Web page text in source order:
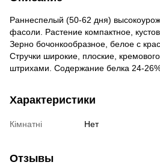
Раннеспелый (50-62 дня)
фасоли. Растение компактное,
Зерно бочонкообразное, белое с
Стручки широкие, плоские,
штрихами. Содержание белка 24-
Характеристики
Кімнатні Нет
Отзывы